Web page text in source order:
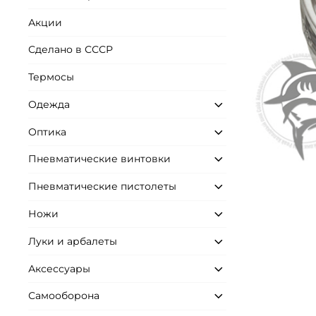
Акции
Сделано в СССР
Термосы
Одежда
Оптика
Пневматические винтовки
Пневматические пистолеты
Ножи
Луки и арбалеты
Аксессуары
Самооборона